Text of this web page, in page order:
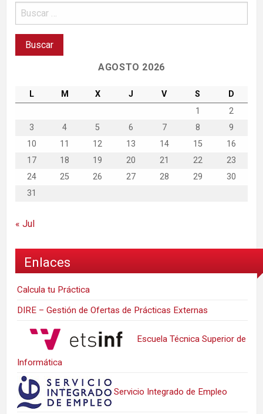
AGOSTO 2026
L M X J V S
D
1
2
3
4 5 6 7 8
9
10
11 12 13 14 15
16
17
18 19 20 21 22
23
24
25 26 27 28 29
30
31
« Jul
Enlaces
Calcula tu Práctica
DIRE – Gestión de Ofertas de Prácticas Externas
Escuela Técnica Superior de
Informática
Servicio Integrado de Empleo